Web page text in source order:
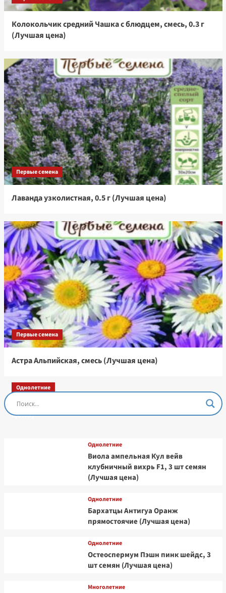
Колокольчик средний Чашка с блюдцем, смесь, 0.3 г
(Лучшая цена)
Первые семена
Лаванда узколистная, 0.5 г (Лучшая цена)
Первые семена
Астра Альпийская, смесь (Лучшая цена)
Однолетние
Остеоспермум Пэшн Роуз, 3 шт семян (Лучшая
цена)
Однолетние
Виола ампельная Кул вейв
клубничный вихрь F1, 3 шт семян
(Лучшая цена)
Однолетние
Бархатцы Антигуа Оранж
прямостоячие (Лучшая цена)
Однолетние
Остеоспермум Пэшн пинк шейдс, 3
шт семян (Лучшая цена)
Многолетние